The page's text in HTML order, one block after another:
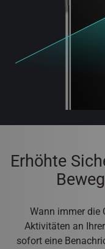
Erhöhte
Wann immer die
Aktivitäten an
sofort eine